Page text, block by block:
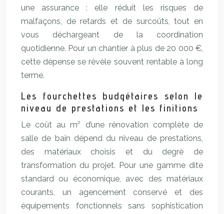
une assurance : elle réduit les risques de
malfaçons, de retards et de surcoûts, tout en
vous déchargeant de la coordination
quotidienne. Pour un chantier à plus de 20 000 €,
cette dépense se révèle souvent rentable à long
terme.
Les fourchettes budgétaires selon le
niveau de prestations et les finitions
Le coût au m² d’une rénovation complète de
salle de bain dépend du niveau de prestations,
des matériaux choisis et du degré de
transformation du projet. Pour une gamme dite
standard ou économique, avec des matériaux
courants, un agencement conservé et des
équipements fonctionnels sans sophistication